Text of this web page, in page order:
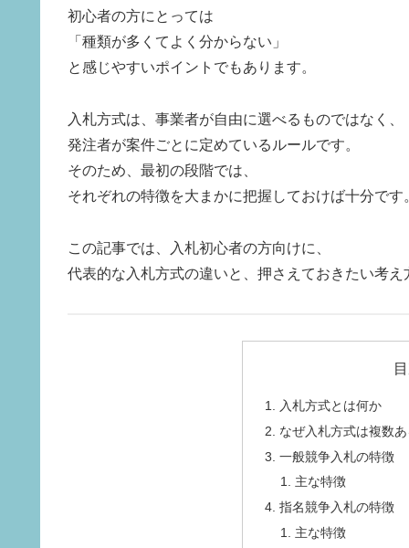
初心者の方にとっては
「種類が多くてよく分からない」
と感じやすいポイントでもあります。
入札方式は、事業者が自由に選べるものではなく、
発注者が案件ごとに定めているルールです。
そのため、最初の段階では、
それぞれの特徴を大まかに把握しておけば十分です
この記事では、入札初心者の方向けに、
代表的な入札方式の違いと、押さえておきたい考え
入札方式とは何か
なぜ入札方式は複数
一般競争入札の特徴
主な特徴
指名競争入札の特徴
主な特徴